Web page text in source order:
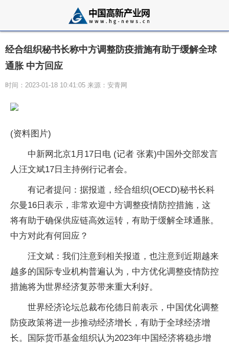
经合组织秘书长称中方调整防疫措施有助于缓解全球
通胀 中方回应
时间：2023-01-18 10:41:05 来源：安青网
(资料图片)
中新网北京1月17日电 (记者 张素)中国外交部发言
人汪文斌17日主持例行记者会。
有记者提问：据报道，经合组织(OECD)秘书长科
尔曼16日表示，非常欢迎中方调整疫情防控措施，这
将有助于确保供应链高效运转，有助于缓解全球通胀。
中方对此有何回应？
汪文斌：我们注意到相关报道，也注意到近期越来
越多的国际专业机构普遍认为，中方优化调整疫情防控
措施将为世界经济复苏带来重大利好。
世界经济论坛总裁布伦德日前表示，中国优化调整
防疫政策将进一步推动经济增长，有助于全球经济增
长。国际货币基金组织认为2023年中国经济将稳步增